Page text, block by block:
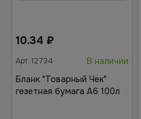
10.34 ₽
Арт. 12734
В наличии
Бланк "Товарный Чек"
гезетная бумага А6 100л